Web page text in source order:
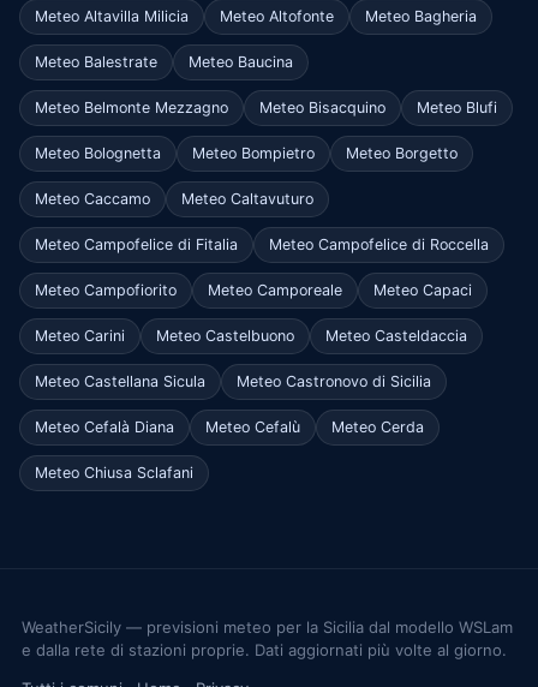
Meteo Altavilla Milicia Meteo Altofonte Meteo Bagheria
Meteo Balestrate Meteo Baucina
Meteo Belmonte Mezzagno Meteo Bisacquino Meteo Blufi
Meteo Bolognetta Meteo Bompietro Meteo Borgetto
Meteo Caccamo Meteo Caltavuturo
Meteo Campofelice di Fitalia Meteo Campofelice di Roccella
Meteo Campofiorito Meteo Camporeale Meteo Capaci
Meteo Carini Meteo Castelbuono Meteo Casteldaccia
Meteo Castellana Sicula Meteo Castronovo di Sicilia
Meteo Cefalà Diana Meteo Cefalù Meteo Cerda
Meteo Chiusa Sclafani
WeatherSicily — previsioni meteo per la Sicilia dal modello WSLam
e dalla rete di stazioni proprie. Dati aggiornati più volte al giorno.